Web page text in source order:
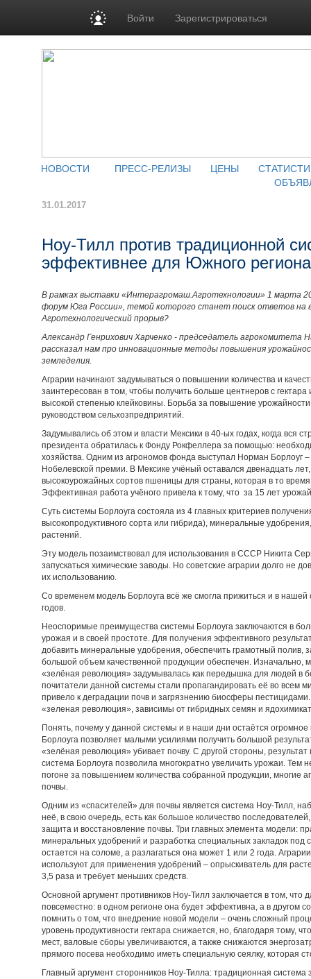
Войти Зарегистрироваться
НОВОСТИ ПРЕСС-РЕЛИЗЫ ЦЕНЫ
31.01.2017
Ноу-Тилл против традиционной
эффективнее для Южного
В рамках выставки «Интерагромаш.Агротехнологии» 1 марта
форум Юга России», темой которого станет поиск ответов на
Агротехнологический прорыв?
Александр Генрихович Харченко - председатель агрокомитета
рассказал нам про инновационные методы повышения
земледелия.
Аграрии начинают задумываться о повышении количества и
заинтересован в том, чтобы получить больше центнеров с
высокой степенью клейковины. Борьба за повышение
руководством сельхозпредприятий.
Задумывались об этом и власти Мексики в 40-ых годах, когда вся
президента обратилась к Фонду Рокфеллера за помощью:
хозяйства. Одним из агрономов фонда выступал Норман Борлоуг
Нобелевской премии. В Мексике учёный оставался двенадцать
высокоурожайных сортов пшеницы для страны, которая в то
Эффективная работа учёного привела к тому, что за 15 лет
Суть системы Борлоуга состояла из 4 главных критериев
высокопродуктивного сорта или гибрида), минеральные
растений.
Эту модель позаимствовал для использования в СССР Никита
запускаться химические заводы. Но советские аграрии долго не
их использованию.
Со временем модель Борлоуга всё же смогла прижиться и в
годов.
Неоспоримые преимущества системы Борлоуга заключаются в
урожая и в своей простоте. Для получения эффективного
добавить минеральные удобрения, обеспечить грамотный полив,
большой объем качественной продукции обеспечен. Изначально,
«зелёная революция» задумывалась как передышка для людей в
почитатели данной системы стали пропагандировать её во всем
привело к деградации почв и загрязнению биосферы
«зеленая революция», зависимы от гибридных семян и
Понять, почему у данной системы и в наши дни остаётся
Борлоуга позволяет малыми усилиями получить большой
«зелёная революция» убивает почву. С другой стороны,
система Борлоуга позволила многократно увеличить урожаи. Тем
погоне за повышением количества собранной продукции, многие
почвы.
Одним из «спасителей» для почвы является система Ноу-Тилл,
неё, в свою очередь, есть как большое количество
защита и восстановление почвы. Три главных элемента модели:
минеральных удобрений и разработка специальных закладок под
остается на соломе, а разлагаться она может 1 или 2 года.
используют для применения удобрений – опрыскиватель для
3,5 раза и требует меньших средств.
Основной аргумент противников Ноу-Тилл заключается в том, что
повсеместно: в одном регионе она будет эффективна, а в другом
помнить о том, что внедрение новой модели – очень сложный
уровень продуктивности гектара снижается, но, благодаря тому,
мест, валовые сборы увеличиваются, а также снижаются
прямого посева необходимо иметь специальную сеялку, которая
Главный аргумент сторонников Ноу-Тилла: традиционная